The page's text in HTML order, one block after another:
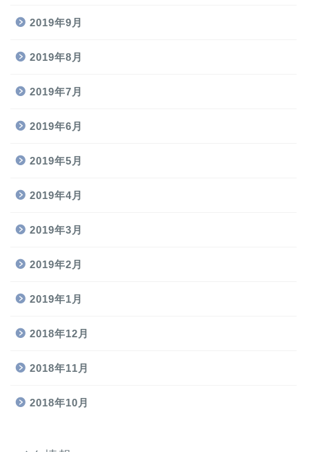
2019年9月
2019年8月
2019年7月
2019年6月
2019年5月
2019年4月
2019年3月
2019年2月
2019年1月
2018年12月
2018年11月
2018年10月